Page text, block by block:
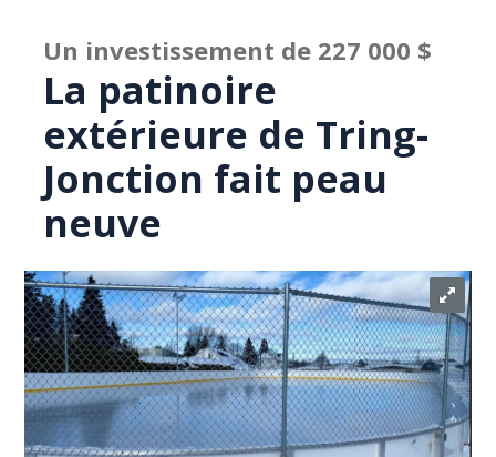
Un investissement de 227 000 $
La patinoire
extérieure de Tring-
Jonction fait peau
neuve